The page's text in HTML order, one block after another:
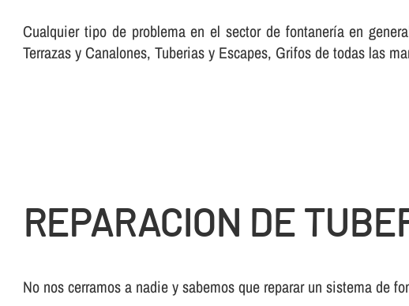
Cualquier tipo de problema en el sector de fontanerí­a en
Terrazas y Canalones, Tuberias y Escapes, Grifos de todas las
REPARACION DE
No nos cerramos a nadie y sabemos que reparar un sistema de